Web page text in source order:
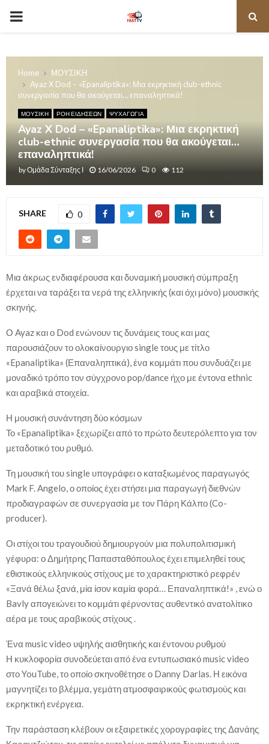
PRIMARY
Home
ΜΟΥΣΙΚΗ
Ayaz X Dod – «Epanaliptika»: Μια εκρηκτική club-ethnic
συνεργασία που θα ακούγεται… επαναληπτικά!
ΜΟΥΣΙΚΗ ΡΟΗ ΕΙΔΗΣΕΩΝ ΨΥΧΑΓΩΓΙΑ
Ayaz X Dod – «Epanaliptika»: Μια εκρηκτική
club-ethnic συνεργασία που θα ακούγεται…
επαναληπτικά!
byΟμάδα Σύνταξης Ι 16/06/2026 0 112
SHARE 0
Μια άκρως ενδιαφέρουσα και δυναμική μουσική σύμπραξη
έρχεται να ταράξει τα νερά της ελληνικής (και όχι μόνο) μουσικής
σκηνής.
Ο Ayaz και ο Dod ενώνουν τις δυνάμεις τους και μας
παρουσιάζουν το ολοκαίνουργιο single τους με τίτλο
«Epanaliptika» (Επαναληπτικά), ένα κομμάτι που συνδυάζει με
μοναδικό τρόπο τον σύγχρονο pop/dance ήχο με έντονα ethnic
και αραβικά στοιχεία.
Η μουσική συνάντηση δύο κόσμων
Το «Epanaliptika» ξεχωρίζει από το πρώτο δευτερόλεπτο για τον
μεταδοτικό του ρυθμό.
Τη μουσική του single υπογράφει ο καταξιωμένος παραγωγός
Mark F. Angelo, ο οποίος έχει στήσει μια παραγωγή διεθνών
προδιαγραφών σε συνεργασία με τον Πάρη Κάλπο (Co-
producer).
Οι στίχοι του τραγουδιού δημιουργούν μια πολυπολιτισμική
γέφυρα: ο Δημήτρης Παπασταθόπουλος έχει επιμεληθεί τους
εθιστικούς ελληνικούς στίχους με το χαρακτηριστικό ρεφρέν
«Ξανά θέλω ξανά, μία ίσον καμία φορά… Επαναληπτικά!» , ενώ ο
Bavly απογειώνει το κομμάτι φέρνοντας αυθεντικό ανατολίτικο
αέρα με τους αραβικούς στίχους .
Ένα music video υψηλής αισθητικής και έντονου ρυθμού
Η κυκλοφορία συνοδεύεται από ένα εντυπωσιακό music video
στο YouTube, το οποίο σκηνοθέτησε ο Danny Darlas. Η εικόνα
μαγνητίζει το βλέμμα, γεμάτη ατμοσφαιρικούς φωτισμούς και
εκρηκτική ενέργεια.
Την παράσταση κλέβουν οι εξαιρετικές χορογραφίες της Δανάης